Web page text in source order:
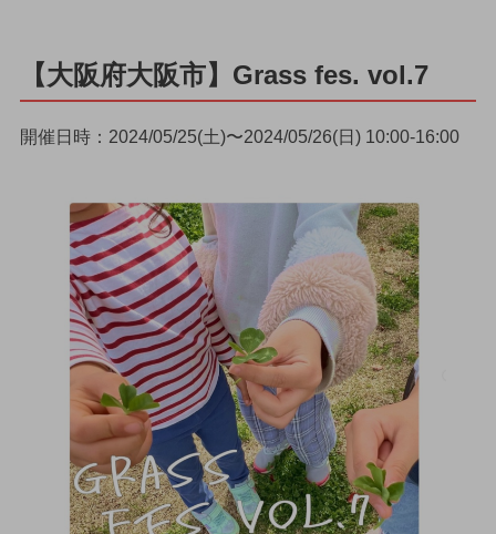
【大阪府大阪市】Grass fes. vol.7
開催日時：2024/05/25(土)〜2024/05/26(日) 10:00-16:00